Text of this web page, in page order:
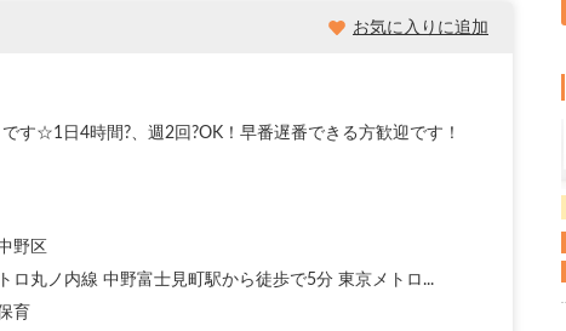
お気に入りに追加
す☆1日4時間?、週2回?OK！早番遅番できる方歓迎です！
野区
ロ丸ノ内線 中野富士見町駅から徒歩で5分 東京メトロ...
育